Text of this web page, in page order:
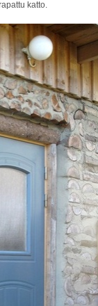
katto.